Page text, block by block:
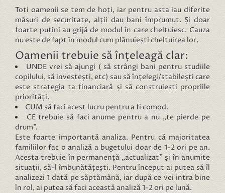
Toți oamenii se tem de hoți, iar pentru asta iau diferite
măsuri de securitate, alții dau bani împrumut. Și doar
foarte puțini au grijă de modul în care cheltuiesc. Cauza
nu este de fapt în modul cum plănuiești cheltuirea lor.
Oamenii trebuie să înțeleagă clar:
UNDE vrei să ajungi ( să strângi bani pentru studiile
copilului, să investești, etc) sau să înțelegi/stabilești care
este strategia ta financiară și să construiești propriile
priorități.
CUM să faci acest lucru pentru a fi comod.
CE trebuie să faci anume pentru a nu „te pierde pe
drum”.
Este foarte importantă analiza. Pentru că majoritatea
familiilor fac o analiză a bugetului doar de 1-2 ori pe an.
Acesta trebuie în permanență „actualizat” și în anumite
situații, să-l îmbunătățești. Pentru început ai putea să îl
analizezi 1 dată pe săptămână, iar după ce vei intra bine
în rol, ai putea să faci această analiză 1-2 ori pe lună.